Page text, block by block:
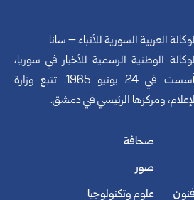
العربية السورية للأنباء – سانا
الوطنية الرسمية للأخبار في سوريا،
تأسست في 24 يونيو 1965. تتبع وزارة
ومركزها الرئيسي في دمشق.
صحافة
صور
علوم وتكنولوجيا